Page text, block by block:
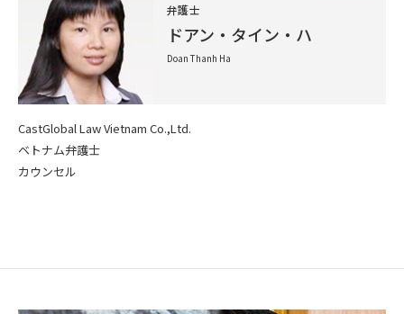
弁護士
ドアン・タイン・ハ
Doan Thanh Ha
CastGlobal Law Vietnam Co.,Ltd.
ベトナム弁護士
カウンセル